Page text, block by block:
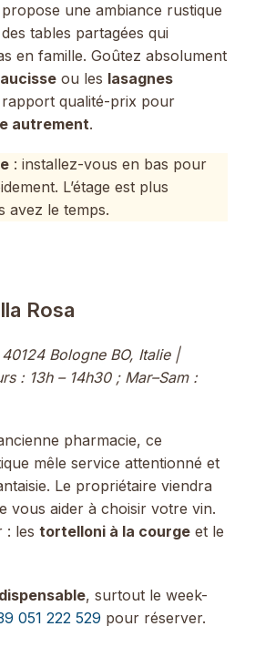
propose une ambiance rustique
tables partagées qui
en famille. Goûtez absolument
ou les lasagnes
rapport qualité-prix pour
autrement.
: installez-vous en bas pour
L’étage est plus
avez le temps.
Rosa
Bologne BO, Italie |
: 13h – 14h30 ; Mar–Sam :
pharmacie, ce
mêle service attentionné et
Le propriétaire viendra
vous aider à choisir votre vin.
: les tortelloni à la courge et le
, surtout le week-
051 222 529 pour réserver.